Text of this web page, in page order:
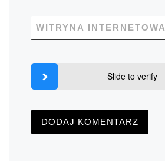
WITRYNA INTERNETOWA
Slide to verify